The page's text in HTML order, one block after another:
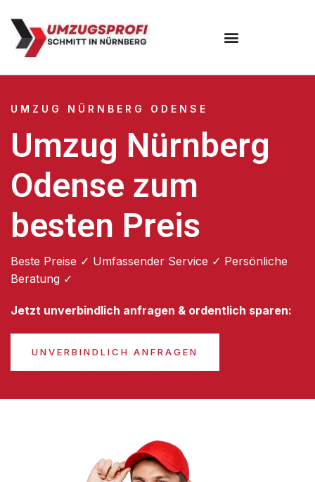
UMZUG NÜRNBERG ODENSE
Umzug Nürnberg
Odense zum
besten Preis
Beste Preise ✓ Umfassender Service ✓ Persönliche
Beratung ✓
Jetzt unverbindlich anfragen & ordentlich sparen:
UNVERBINDLICH ANFRAGEN